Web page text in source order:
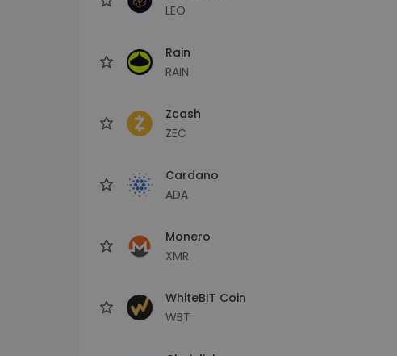
LEO
Rain
RAIN
Zcash
ZEC
Cardano
ADA
Monero
XMR
WhiteBIT Coin
WBT